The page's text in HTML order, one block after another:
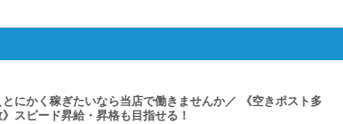
【社会保険完備】 長く安定して続けられます◎ 週休2日制・有
給休暇も取得OK！ ⇒公私ともに潤います◎